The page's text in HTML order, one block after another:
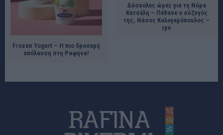
Frozen Yogurt – Η πιο δροσερή
απόλαυση στη Ραφήνα!
Δύσκολες ώρες για τη Νόρα
Κατσέλη – Πέθανε ο σύζυγός
της, Νάσος Καλογερόπουλος –
rpn